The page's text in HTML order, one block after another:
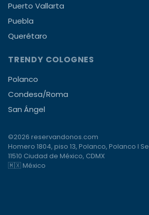
Puerto Vallarta
Puebla
Querétaro
TRENDY COLOGNES
Polanco
Condesa/Roma
San Ángel
©2026 reservandonos.com
Homero 1804, piso 13, Polanco, Polanco I
11510 Ciudad de México, CDMX
🇲🇽 México